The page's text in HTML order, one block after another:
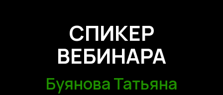
СПИКЕР
ВЕБИНАРА
Буянова Татьяна